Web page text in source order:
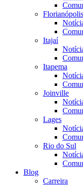
Florianópolis
Itajaí
Itapema
Joinville
Lages
Rio do Sul
Blog
Carreira